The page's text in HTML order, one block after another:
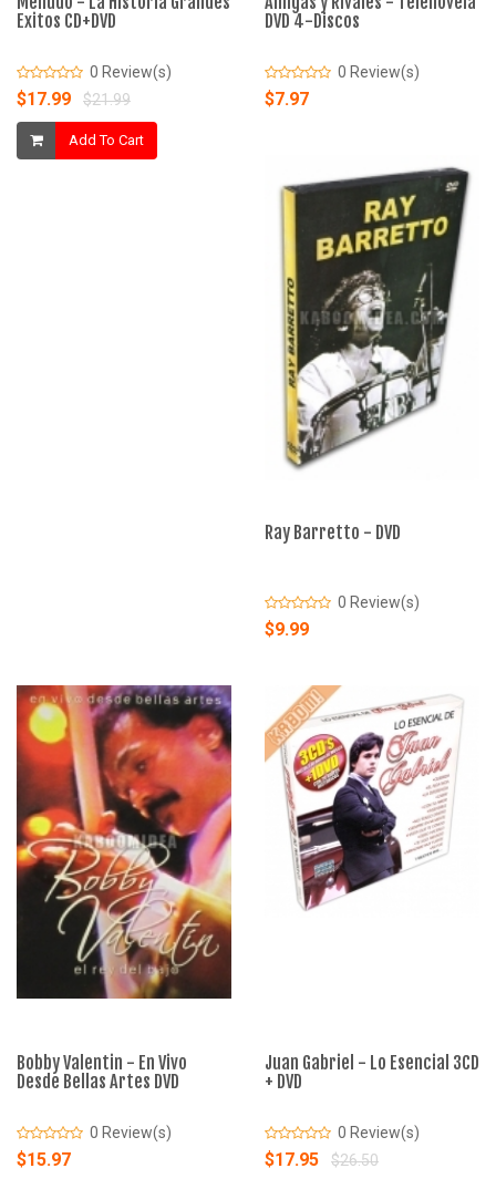
Exitos CD+DVD
0 Review(s)
$17.99 $21.99
Add To Cart
DVD 4-Discos
0 Review(s)
$7.97
Ray Barretto - DVD
0 Review(s)
$9.99
Bobby Valentin - En Vivo
Desde Bellas Artes DVD
0 Review(s)
$15.97
Juan Gabriel - Lo Esencial 3CD
+ DVD
0 Review(s)
$17.95 $26.50